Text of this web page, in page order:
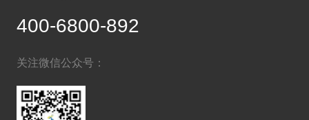
文献引用
活动促销
促销活动
400-6800-892
关注微信公众号：